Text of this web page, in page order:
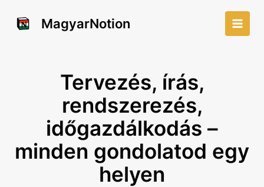
MagyarNotion
Main
Tervezés, írás,
rendszerezés,
időgazdálkodás –
minden gondolatod egy
helyen